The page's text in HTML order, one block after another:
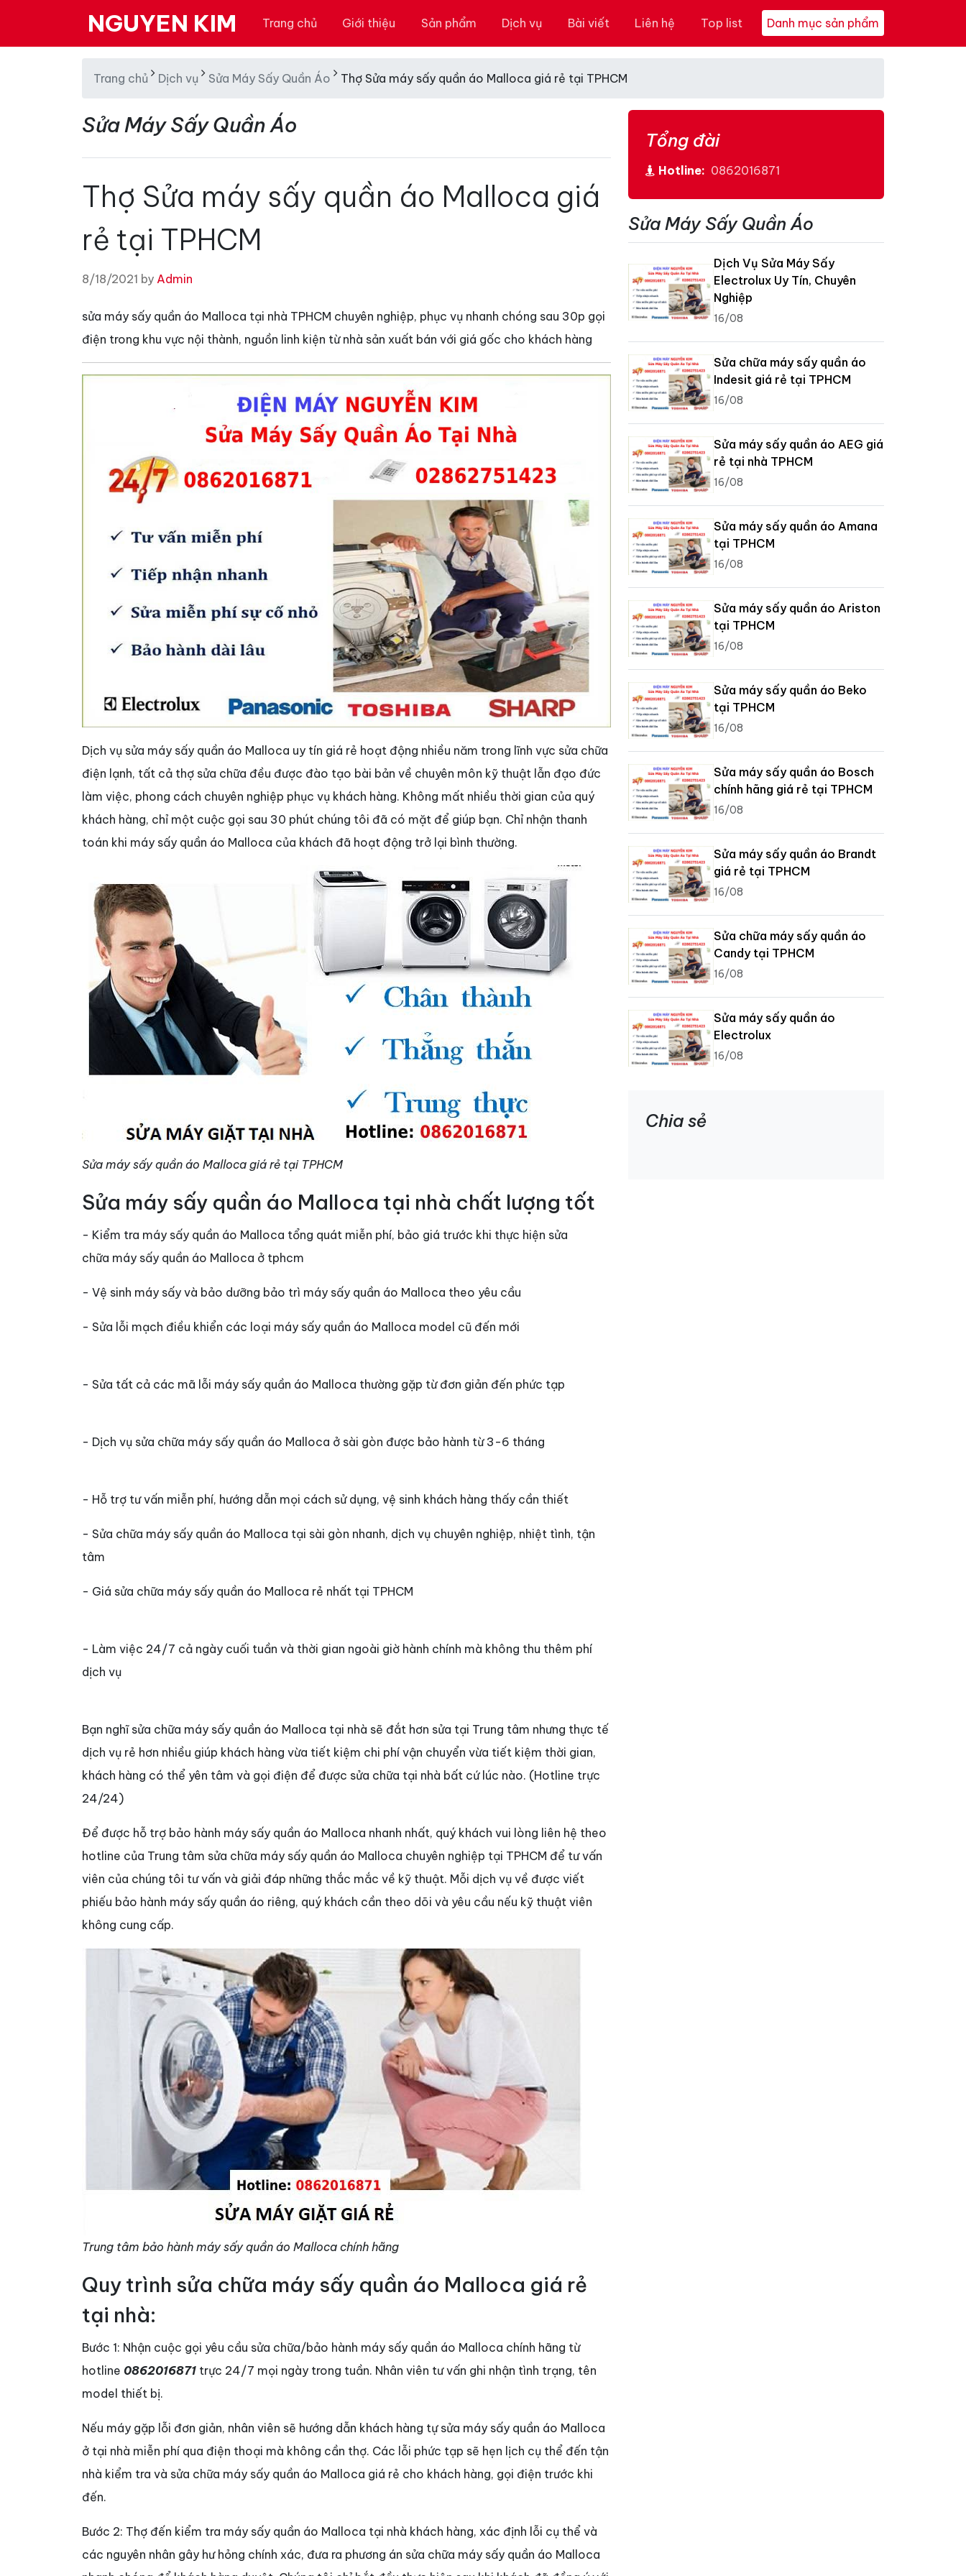
NGUYEN KIM Trang chủ Giới thiệu Sản phẩm Dịch vụ Bài viết Liên hệ Top list Danh mục sản phẩm
Trang chủ Dịch vụ Sửa Máy Sấy Quần Áo Thợ Sửa máy sấy quần áo Malloca giá rẻ tại TPHCM
Sửa Máy Sấy Quần Áo
Thợ Sửa máy sấy quần áo Malloca giá
rẻ tại TPHCM
8/18/2021 by Admin
sửa máy sấy quần áo Malloca tại nhà TPHCM chuyên nghiệp, phục vụ nhanh chóng sau 30p gọi
điện trong khu vực nội thành, nguồn linh kiện từ nhà sản xuất bán với giá gốc cho khách hàng
Dịch vụ sửa máy sấy quần áo Malloca uy tín giá rẻ hoạt động nhiều năm trong lĩnh vực sửa chữa
điện lạnh, tất cả thợ sửa chữa đều được đào tạo bài bản về chuyên môn kỹ thuật lẫn đạo đức
làm việc, phong cách chuyên nghiệp phục vụ khách hàng. Không mất nhiều thời gian của quý
khách hàng, chỉ một cuộc gọi sau 30 phút chúng tôi đã có mặt để giúp bạn. Chỉ nhận thanh
toán khi máy sấy quần áo Malloca của khách đã hoạt động trở lại bình thường.
Sửa máy sấy quần áo Malloca giá rẻ tại TPHCM
Sửa máy sấy quần áo Malloca tại nhà chất lượng tốt
- Kiểm tra máy sấy quần áo Malloca tổng quát miễn phí, bảo giá trước khi thực hiện sửa
chữa máy sấy quần áo Malloca ở tphcm
- Vệ sinh máy sấy và bảo dưỡng bảo trì máy sấy quần áo Malloca theo yêu cầu
- Sửa lỗi mạch điều khiển các loại máy sấy quần áo Malloca model cũ đến mới
- Sửa tất cả các mã lỗi máy sấy quần áo Malloca thường gặp từ đơn giản đến phức tạp
- Dịch vụ sửa chữa máy sấy quần áo Malloca ở sài gòn được bảo hành từ 3-6 tháng
- Hỗ trợ tư vấn miễn phí, hướng dẫn mọi cách sử dụng, vệ sinh khách hàng thấy cần thiết
- Sửa chữa máy sấy quần áo Malloca tại sài gòn nhanh, dịch vụ chuyên nghiệp, nhiệt tình, tận
tâm
- Giá sửa chữa máy sấy quần áo Malloca rẻ nhất tại TPHCM
- Làm việc 24/7 cả ngày cuối tuần và thời gian ngoài giờ hành chính mà không thu thêm phí
dịch vụ
Bạn nghĩ sửa chữa máy sấy quần áo Malloca tại nhà sẽ đắt hơn sửa tại Trung tâm nhưng thực tế
dịch vụ rẻ hơn nhiều giúp khách hàng vừa tiết kiệm chi phí vận chuyển vừa tiết kiệm thời gian,
khách hàng có thể yên tâm và gọi điện để được sửa chữa tại nhà bất cứ lúc nào. (Hotline trực
24/24)
Để được hỗ trợ bảo hành máy sấy quần áo Malloca nhanh nhất, quý khách vui lòng liên hệ theo
hotline của Trung tâm sửa chữa máy sấy quần áo Malloca chuyên nghiệp tại TPHCM để tư vấn
viên của chúng tôi tư vấn và giải đáp những thắc mắc về kỹ thuật. Mỗi dịch vụ về được viết
phiếu bảo hành máy sấy quần áo riêng, quý khách cần theo dõi và yêu cầu nếu kỹ thuật viên
không cung cấp.
Trung tâm bảo hành máy sấy quần áo Malloca chính hãng
Quy trình sửa chữa máy sấy quần áo Malloca giá rẻ
tại nhà:
Bước 1: Nhận cuộc gọi yêu cầu sửa chữa/bảo hành máy sấy quần áo Malloca chính hãng từ
hotline 0862016871 trực 24/7 mọi ngày trong tuần. Nhân viên tư vấn ghi nhận tình trạng, tên
model thiết bị.
Nếu máy gặp lỗi đơn giản, nhân viên sẽ hướng dẫn khách hàng tự sửa máy sấy quần áo Malloca
ở tại nhà miễn phí qua điện thoại mà không cần thợ. Các lỗi phức tạp sẽ hẹn lịch cụ thể đến tận
nhà kiểm tra và sửa chữa máy sấy quần áo Malloca giá rẻ cho khách hàng, gọi điện trước khi
đến.
Bước 2: Thợ đến kiểm tra máy sấy quần áo Malloca tại nhà khách hàng, xác định lỗi cụ thể và
các nguyên nhân gây hư hỏng chính xác, đưa ra phương án sửa chữa máy sấy quần áo Malloca
Tổng đài
Hotline: 0862016871
Sửa Máy Sấy Quần Áo
Dịch Vụ Sửa Máy Sấy
Electrolux Uy Tín, Chuyên
Nghiệp
16/08
Sửa chữa máy sấy quần áo
Indesit giá rẻ tại TPHCM
16/08
Sửa máy sấy quần áo AEG giá
rẻ tại nhà TPHCM
16/08
Sửa máy sấy quần áo Amana
tại TPHCM
16/08
Sửa máy sấy quần áo Ariston
tại TPHCM
16/08
Sửa máy sấy quần áo Beko
tại TPHCM
16/08
Sửa máy sấy quần áo Bosch
chính hãng giá rẻ tại TPHCM
16/08
Sửa máy sấy quần áo Brandt
giá rẻ tại TPHCM
16/08
Sửa chữa máy sấy quần áo
Candy tại TPHCM
16/08
Sửa máy sấy quần áo
Electrolux
16/08
Chia sẻ